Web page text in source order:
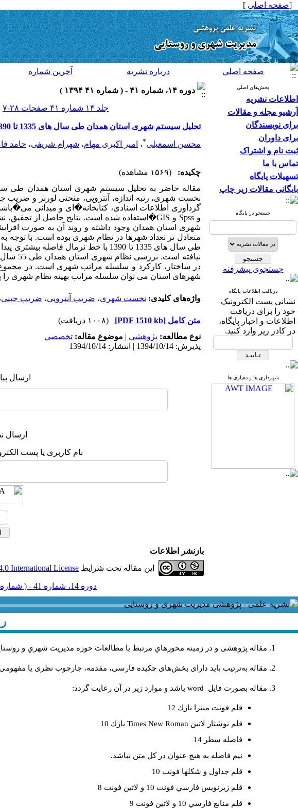
[صفحه اصلی ]
صفحه اصلي درباره نشريه آخرين شماره
بخش‌های اصلی
اطلاعات نشریه
آرشیو مجله و مقالات
برای نویسندگان
برای داوران
ثبت نام و اشتراک
تماس با ما
تسهیلات پایگاه
بایگانی مقالات زیر چاپ
جستجو در پایگاه
جستجوی پیشرفته
دریافت اطلاعات پایگاه
نشانی پست الکترونیک
خود را برای دریافت
اطلاعات و اخبار پایگاه،
در کادر زیر وارد کنید.
شهرداری ها و دهیاری ها
دوره ۱۴، شماره ۴۱ - ( شماره ۴۱ ۱۳۹۴ )
جلد ۱۴ شماره ۴۱ صفحات ۲۸-۷
تحلیل سیستم شهری استان همدان طی سال های 1335 تا 1390
محسن اسمعیلی*، امیر اکبری مهام، شهرام شریفی، حامد
چکیده:
(۱۵۶۹ مشاهده)
نخست شهری، رتبه اندازه، آنتروپی، منحنی لورنز و
گردآوری اطلاعات اسنادی، کتابخانه�ای و میدانی
و Spss و �GIS استفاده شده است. نتایج حاصل از
متعادل تر تعداد شهرها در نظام شهری بوده است. با توجه
طی سال های 1335 تا 1390 با خط نرمال
در ساختار، کارکرد و سلسله مراتب شهری است. در
شهرهای استان می توان سلسله مراتب بهینه نظام شهری را
واژه‌های کلیدی: نخست شهری، ضریب آنتروپی، ضریب جینی
متن کامل [PDF 1510 kb]
(۱۰۰۸ دریافت)
نوع مطالعه: پژوهشي | موضوع مقاله: تخصصي
پذیرش: 1394/10/14 | انتشار: 1394/10/14
ارسال
ارسال
نام کاربری یا پست
بازنشر اطلاعات
این مقاله تحت شرایط International License
دوره 14، شماره 41 - ( شماره 41 1394 )
مقاله پژوهشی و در زمینه محورهاي مرتبط با مطالعات حوزه مديريت شهري و
مقاله به‌ترتیب باید دارای بخش‌های چکیده فارسی، مقدمه، چارچوب نظری یا
مقاله بصورت فايل word باشد و موارد زير در آن رعايت گردد:
قلم فونت ميترا نازك 12
قلم نوشتار لاتين Times New Roman نازك 10
فاصله سطر 14
نيم فاصله به هيچ عنوان در كل متن نباشد.
قلم جداول و شكلها فونت 10
قلم زيرنويس فارسي فونت 10 و لاتين فونت 8
قلم منابع فارسي 10 و لاتين فونت 9